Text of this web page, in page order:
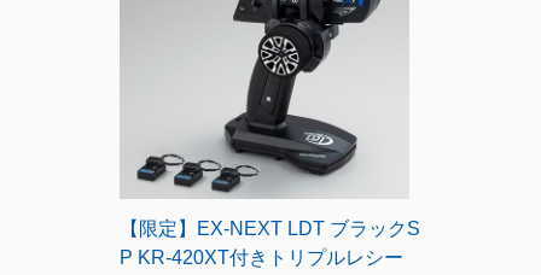
【限定】EX-NEXT LDT ブラックS
P KR-420XT付きトリプルレシー